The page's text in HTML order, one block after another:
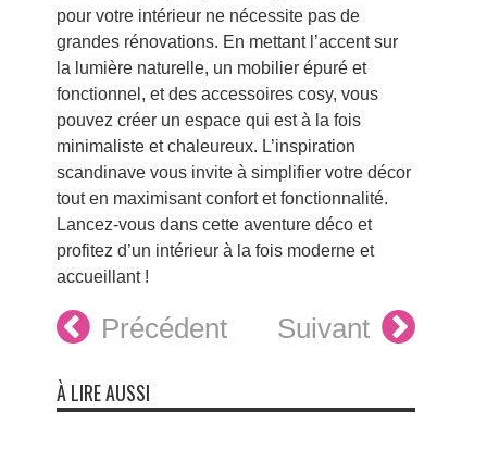
pour votre intérieur ne nécessite pas de
grandes rénovations. En mettant l’accent sur
la lumière naturelle, un mobilier épuré et
fonctionnel, et des accessoires cosy, vous
pouvez créer un espace qui est à la fois
minimaliste et chaleureux. L’inspiration
scandinave vous invite à simplifier votre décor
tout en maximisant confort et fonctionnalité.
Lancez-vous dans cette aventure déco et
profitez d’un intérieur à la fois moderne et
accueillant !
Précédent Suivant
À LIRE AUSSI